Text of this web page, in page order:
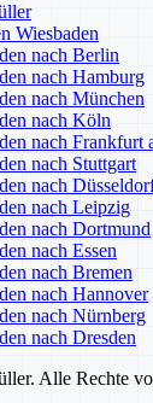
Wiesbaden
nach Berlin
nach Hamburg
nach München
nach Köln
nach Frankfurt
nach Stuttgart
nach
nach Leipzig
nach Dortmund
nach Essen
nach Bremen
nach Hannover
nach Nürnberg
nach Dresden
Alle Rechte